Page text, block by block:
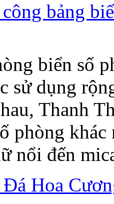
bảng
biển số
sử dụng
Thanh
phòng
nổi đến
Hoa